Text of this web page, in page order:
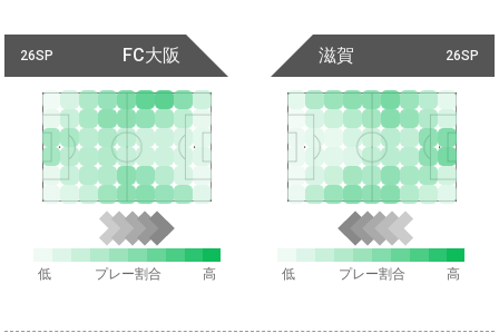
26SP FC大阪 26SP
滋賀
低 プレー割合 高 低 プレー割合 高